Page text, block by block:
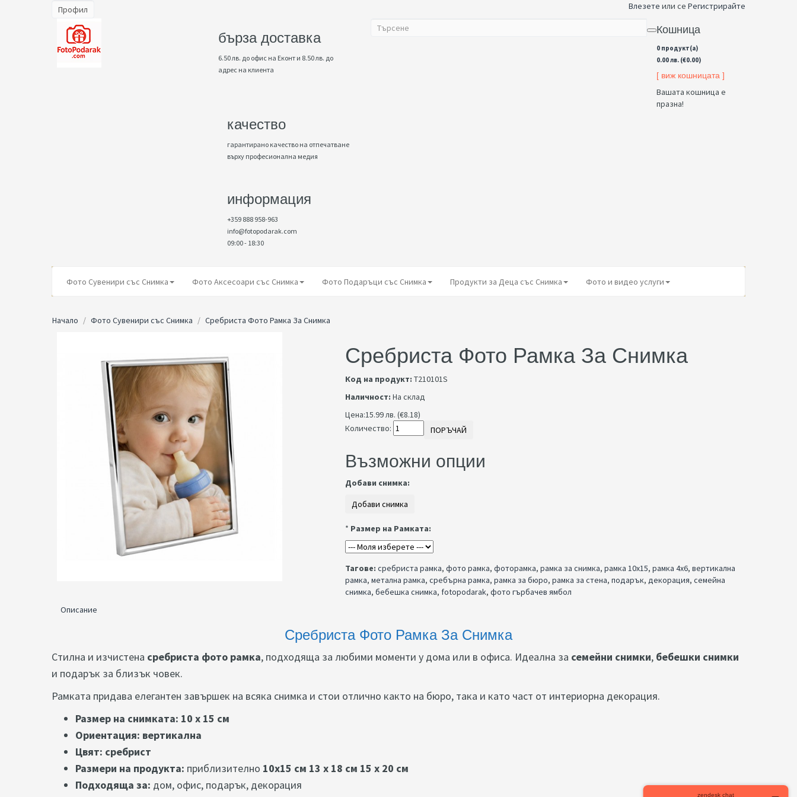
Профил Влезете или се Регистрирайте
бърза доставка
6.50 лв. до офис на Еконт и 8.50 лв. до
адрес на клиента
качество
гарантирано качество на отпечатване
върху професионална медия
информация
+359 888 958-963
info@fotopodarak.com
09:00 - 18:30
Кошница
0 продукт(а)
0.00 лв. (€0.00)
[ виж кошницата ]
Вашата кошница е
празна!
Фото Сувенири със Снимка Фото Аксесоари със Снимка Фото Подаръци със Снимка Продукти за Деца със Снимка Фото и видео услуги
Начало Фото Сувенири със Снимка Сребриста Фото Рамка За Снимка
Сребриста Фото Рамка За Снимка
Код на продукт: Т210101S
Наличност: На склад
Цена:15.99 лв. (€8.18)
Количество:
ПОРЪЧАЙ
Възможни опции
Добави снимка:
* Размер на Рамката:
Тагове: сребриста рамка, фото рамка, фоторамка, рамка за снимка, рамка 10x15, рамка 4x6, вертикална
рамка, метална рамка, сребърна рамка, рамка за бюро, рамка за стена, подарък, декорация, семейна
снимка, бебешка снимка, fotopodarak, фото гърбачев ямбол
Описание
Сребриста Фото Рамка За Снимка
Стилна и изчистена сребриста фото рамка, подходяща за любими моменти у дома или в офиса. Идеална за семейни снимки, бебешки снимки
и подарък за близък човек.
Рамката придава елегантен завършек на всяка снимка и стои отлично както на бюро, така и като част от интериорна декорация.
Размер на снимката: 10 x 15 см
Ориентация: вертикална
Цвят: сребрист
Размери на продукта: приблизително 10х15 см 13 x 18 см 15 х 20 см
Подходяща за: дом, офис, подарък, декорация